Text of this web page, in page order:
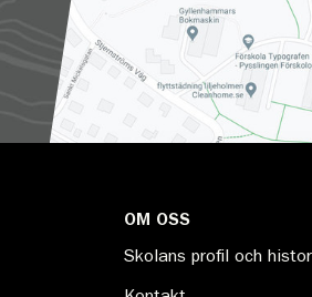
OM OSS
Skolans profil och